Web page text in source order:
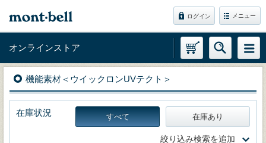
ログイン メニュー
オンラインストア
機能素材＜ウイックロンUVテクト＞
在庫状況 すべて 在庫あり
絞り込み検索を追加